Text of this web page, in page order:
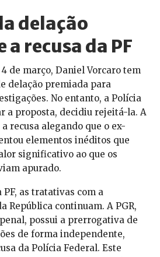
delação
recusa da PF
de março, Daniel Vorcaro tem
delação premiada para
No entanto, a Polícia
a proposta, decidiu rejeitá-la. A
recusa alegando que o ex-
elementos inéditos que
significativo ao que os
apurado.
as tratativas com a
República continuam. A PGR,
possui a prerrogativa de
de forma independente,
da Polícia Federal. Este